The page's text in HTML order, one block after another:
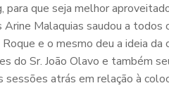
para que seja melhor
Arine Malaquias saudou a
Roque e o mesmo deu a ideia
do Sr. João Olavo e também
sessões atrás em relação à